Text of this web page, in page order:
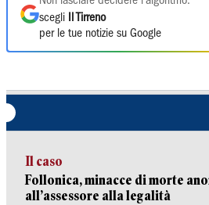
scegli
Il Tirreno
per le tue notizie su Google
Il caso
Follonica, minacce di morte
all’assessore alla legalità